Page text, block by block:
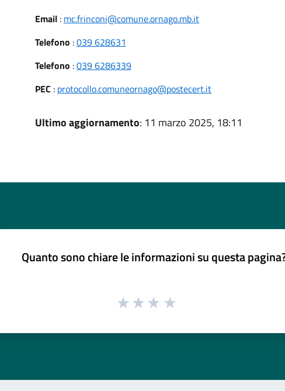
Email: mc.frinconi@comune.ornago.mb.it
Telefono :039 628631
Telefono :039 6286339
PEC : protocollo.comuneornago@postecert.it
Ultimo aggiornamento: 11 marzo 2025, 18:11
Quanto sono chiare le informazioni su questa